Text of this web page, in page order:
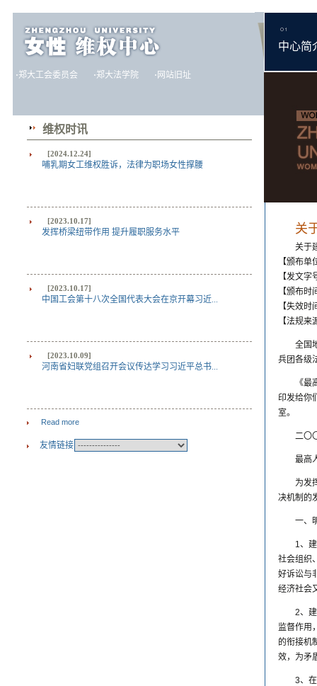
·郑大工会委员会 ·郑大法学院 · 网站旧址
中心简
维权时讯
[2024.12.24]
哺乳期女工维权胜诉，法律为职场女性撑腰
[2023.10.17]
发挥桥梁纽带作用 提升履职服务水平
[2023.10.17]
中国工会第十八次全国代表大会在京开幕习近...
[2023.10.09]
河南省妇联党组召开会议传达学习习近平总书...
Read more
友情链接
关
关于
【颁布
【发文
【颁布
【失效时
【法规来
全国
兵团各级
《
印发给你
室。
二〇
最高
为发
决机制的
一、
1、
社会组织
好诉讼与
经济社会
2、
监督作用
的衔接机
效，为矛
3、